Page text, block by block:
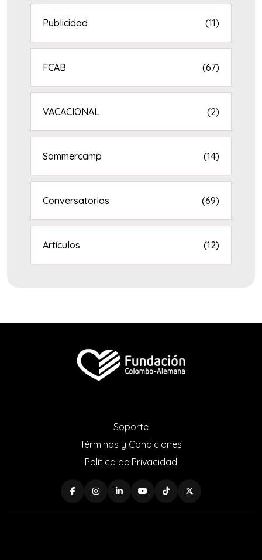
Publicidad (11)
FCAB (67)
VACACIONAL (2)
Sommercamp (14)
Conversatorios (69)
Artículos (12)
Soporte
Términos y Condiciones
Política de Privacidad